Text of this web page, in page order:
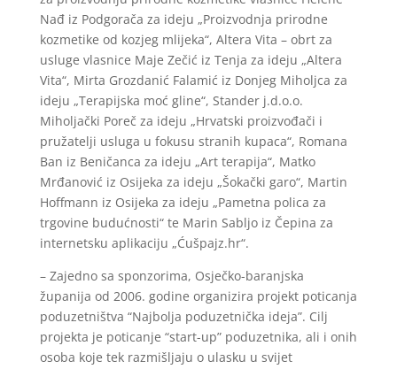
Nađ iz Podgorača za ideju „Proizvodnja prirodne
kozmetike od kozjeg mlijeka“, Altera Vita – obrt za
usluge vlasnice Maje Zečić iz Tenja za ideju „Altera
Vita“, Mirta Grozdanić Falamić iz Donjeg Miholjca za
ideju „Terapijska moć gline“, Stander j.d.o.o.
Miholjački Poreč za ideju „Hrvatski proizvođači i
pružatelji usluga u fokusu stranih kupaca“, Romana
Ban iz Beničanca za ideju „Art terapija“, Matko
Mrđanović iz Osijeka za ideju „Šokački garo“, Martin
Hoffmann iz Osijeka za ideju „Pametna polica za
trgovine budućnosti“ te Marin Sabljo iz Čepina za
internetsku aplikaciju „Ćušpajz.hr“.
– Zajedno sa sponzorima, Osječko-baranjska
županija od 2006. godine organizira projekt poticanja
poduzetništva “Najbolja poduzetnička ideja”. Cilj
projekta je poticanje “start-up” poduzetnika, ali i onih
osoba koje tek razmišljaju o ulasku u svijet